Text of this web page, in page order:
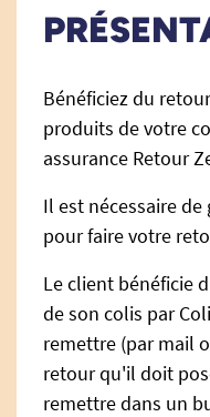
Bénéficiez du
produits de votre
assurance Retour
Il est nécessaire
pour faire votre
Le client bénéficie
de son colis par
remettre (par mail
retour qu'il doit
remettre dans un